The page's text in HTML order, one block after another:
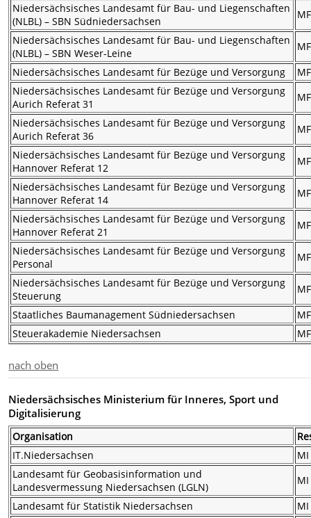
Niedersächsisches Landesamt für Bau- und Liegenschaften
(NLBL) – SBN Südniedersachsen
MF
Niedersächsisches Landesamt für Bau- und Liegenschaften
(NLBL) – SBN Weser-Leine
MF
Niedersächsisches Landesamt für Bezüge und Versorgung
MF
Niedersächsisches Landesamt für Bezüge und Versorgung
Aurich Referat 31
MF
Niedersächsisches Landesamt für Bezüge und Versorgung
Aurich Referat 36
MF
Niedersächsisches Landesamt für Bezüge und Versorgung
Hannover Referat 12
MF
Niedersächsisches Landesamt für Bezüge und Versorgung
Hannover Referat 14
MF
Niedersächsisches Landesamt für Bezüge und Versorgung
Hannover Referat 21
MF
Niedersächsisches Landesamt für Bezüge und Versorgung
Personal
MF
Niedersächsisches Landesamt für Bezüge und Versorgung
Steuerung
MF
Staatliches Baumanagement Südniedersachsen
MF
Steuerakademie Niedersachsen
MF
nach oben
Niedersächsisches Ministerium für Inneres, Sport und
Digitalisierung
Organisation
IT.Niedersachsen
MI
Landesamt für Geobasisinformation und
Landesvermessung Niedersachsen (LGLN)
MI
Landesamt für Statistik Niedersachsen
MI